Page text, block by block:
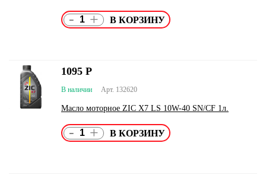
- +
Арт. 132620
В наличии
Масло моторное ZIC X7 LS 10W-40 SN/CF 1л.
1095 Р
- +